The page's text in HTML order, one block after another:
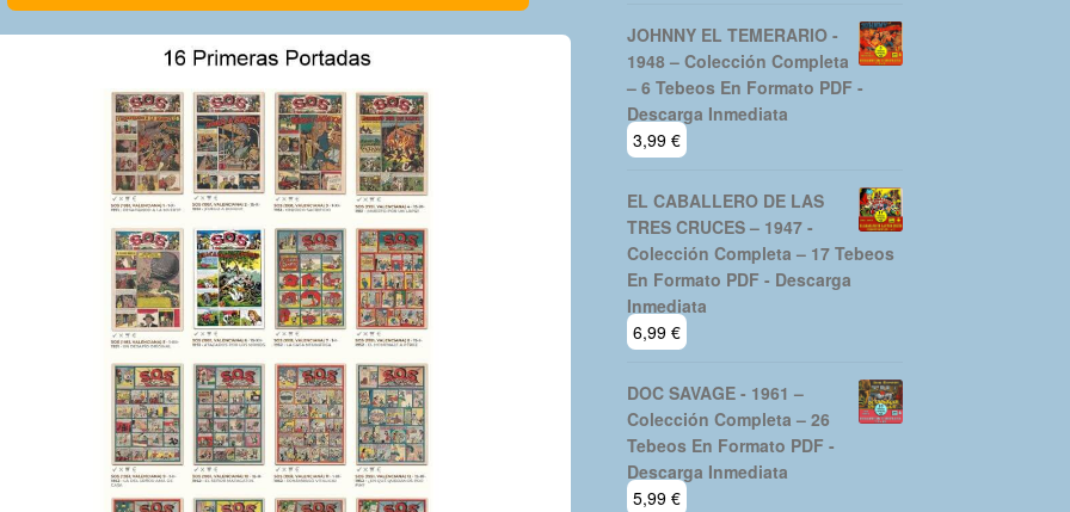
JOHNNY EL TEMERARIO -
1948 – Colección Completa
– 6 Tebeos En Formato PDF -
Descarga Inmediata
3,99 €
EL CABALLERO DE LAS
TRES CRUCES – 1947 -
Colección Completa – 17 Tebeos
En Formato PDF - Descarga
Inmediata
6,99 €
DOC SAVAGE - 1961 –
Colección Completa – 26
Tebeos En Formato PDF -
Descarga Inmediata
5,99 €